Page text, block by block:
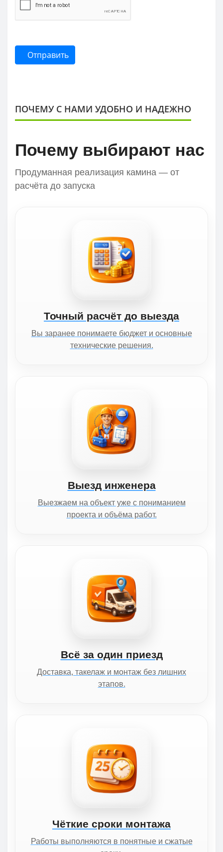
Отправить
ПОЧЕМУ С НАМИ УДОБНО И НАДЕЖНО
Почему выбирают нас
Продуманная реализация камина — от
расчёта до запуска
Точный расчёт до выезда
Вы заранее понимаете бюджет и основные
технические решения.
Выезд инженера
Выезжаем на объект уже с пониманием
проекта и объёма работ.
Всё за один приезд
Доставка, такелаж и монтаж без лишних
этапов.
Чёткие сроки монтажа
Работы выполняются в понятные и сжатые